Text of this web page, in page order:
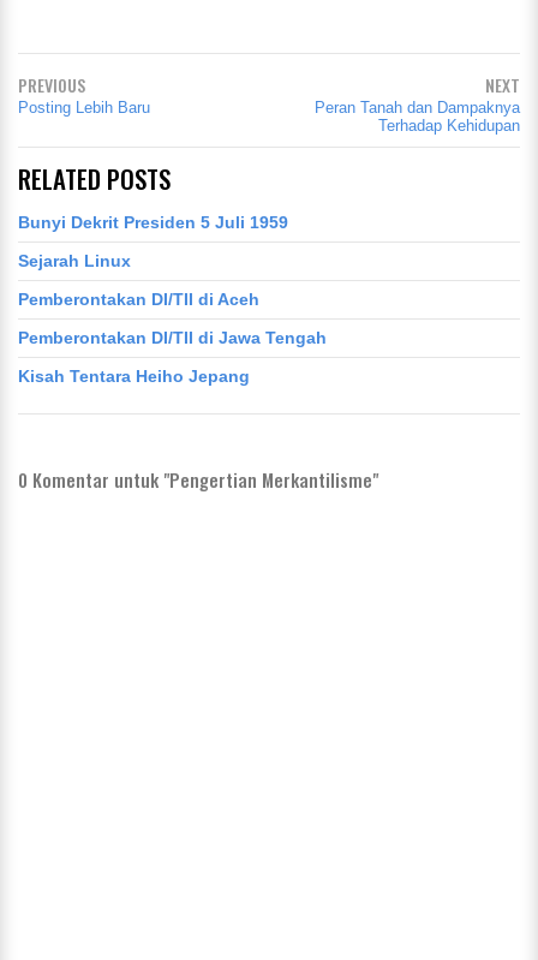
PREVIOUS
Posting Lebih Baru
NEXT
Peran Tanah dan Dampaknya
Terhadap Kehidupan
RELATED POSTS
Bunyi Dekrit Presiden 5 Juli 1959
Sejarah Linux
Pemberontakan DI/TII di Aceh
Pemberontakan DI/TII di Jawa Tengah
Kisah Tentara Heiho Jepang
0 Komentar untuk "Pengertian Merkantilisme"